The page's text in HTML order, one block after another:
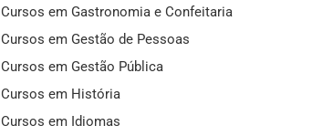
Cursos em Gastronomia e Confeitaria
Cursos em Gestão de Pessoas
Cursos em Gestão Pública
Cursos em História
Cursos em Idiomas